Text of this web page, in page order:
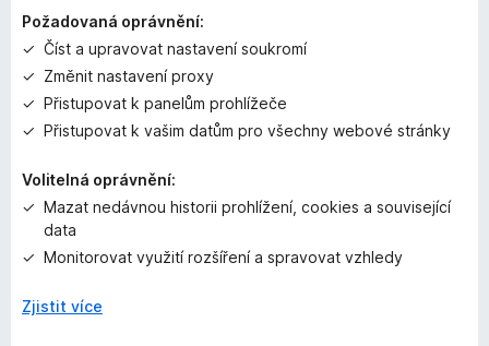
n
Požadovaná oprávnění:
Číst a upravovat nastavení soukromí
Změnit nastavení proxy
Přistupovat k panelům prohlížeče
Přistupovat k vašim datům pro všechny webové stránky
Volitelná oprávnění:
Mazat nedávnou historii prohlížení, cookies a související
data
Monitorovat využití rozšíření a spravovat vzhledy
Zjistit více